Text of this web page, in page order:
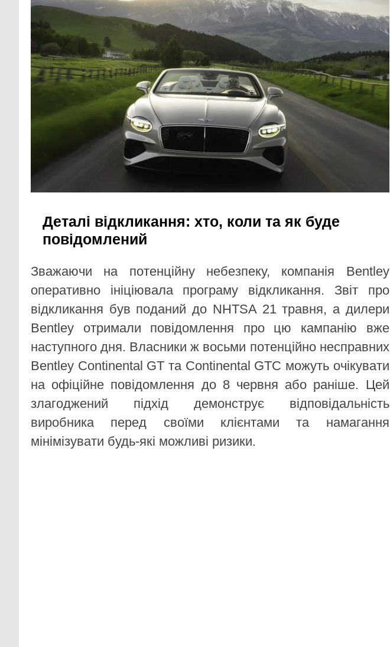
Деталі відкликання: хто, коли та як буде
повідомлений
Зважаючи на потенційну небезпеку, компанія Bentley
оперативно ініціювала програму відкликання. Звіт про
відкликання був поданий до NHTSA 21 травня, а дилери
Bentley отримали повідомлення про цю кампанію вже
наступного дня. Власники ж восьми потенційно несправних
Bentley Continental GT та Continental GTC можуть очікувати
на офіційне повідомлення до 8 червня або раніше. Цей
злагоджений підхід демонструє відповідальність
виробника перед своїми клієнтами та намагання
мінімізувати будь-які можливі ризики.